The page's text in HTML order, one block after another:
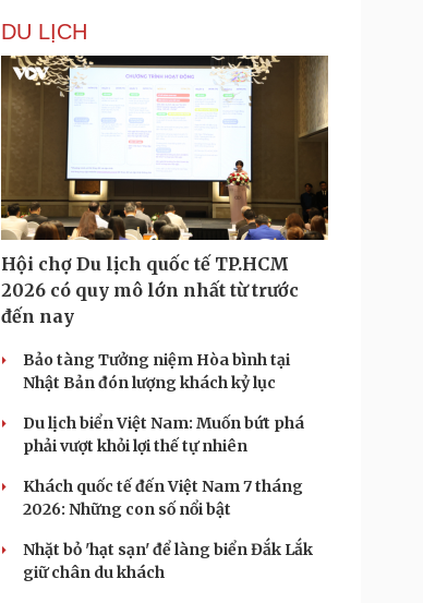
DU LỊCH
Hội chợ Du lịch quốc tế TP.HCM
2026 có quy mô lớn nhất từ trước
đến nay
Bảo tàng Tưởng niệm Hòa bình tại
Nhật Bản đón lượng khách kỷ lục
Du lịch biển Việt Nam: Muốn bứt phá
phải vượt khỏi lợi thế tự nhiên
Khách quốc tế đến Việt Nam 7 tháng
2026: Những con số nổi bật
Nhặt bỏ 'hạt sạn' để làng biển Đắk Lắk
giữ chân du khách